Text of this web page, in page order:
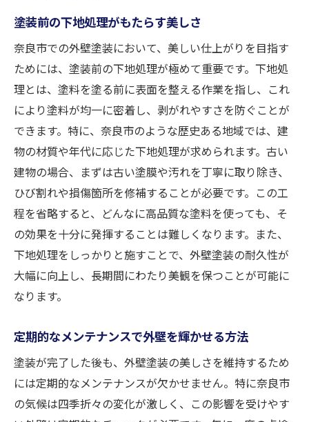
塗装前の下地処理がもたらす美しさ
奈良市での外壁塗装において、美しい仕上がりを目指す
ためには、塗装前の下地処理が極めて重要です。下地処
理とは、塗料を塗る前に表面を整える作業を指し、これ
により塗料が均一に密着し、剥がれやすさを防ぐことが
できます。特に、奈良市のような歴史ある地域では、建
物の材質や年代に応じた下地処理が求められます。古い
建物の場合、まずは古い塗膜や汚れを丁寧に取り除き、
ひび割れや損傷箇所を修補することが必要です。この工
程を省略すると、どんなに高品質な塗料を使っても、そ
の効果を十分に発揮することは難しくなります。また、
下地処理をしっかりと施すことで、外壁塗装の耐久性が
大幅に向上し、長期間にわたり美観を保つことが可能に
なります。
定期的なメンテナンスで外壁を輝かせる方法
塗装が完了した後も、外壁塗装の美しさを維持するため
には定期的なメンテナンスが欠かせません。特に奈良市
の気候は四季折々の変化が激しく、この影響を受けやす